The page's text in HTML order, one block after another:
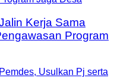
Kerja Sama
Program